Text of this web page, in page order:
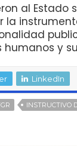
al Estado
la
y
LinkedIn
INSTRUCTIVO